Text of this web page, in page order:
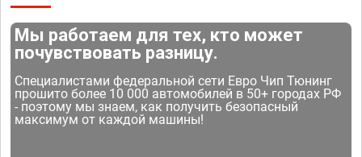
Мы работаем для тех, кто может
почувствовать разницу.
Специалистами федеральной сети Евро Чип Тюнинг
прошито более 10 000 автомобилей в 50+ городах РФ
- поэтому мы знаем, как получить безопасный
максимум от каждой машины!